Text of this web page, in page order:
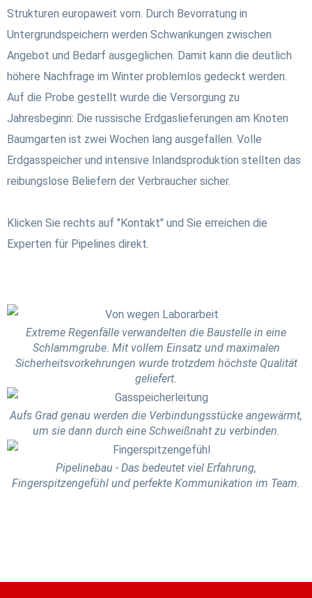
Strukturen europaweit vorn. Durch Bevorratung in
Untergrundspeichern werden Schwankungen zwischen
Angebot und Bedarf ausgeglichen. Damit kann die deutlich
höhere Nachfrage im Winter problemlos gedeckt werden.
Auf die Probe gestellt wurde die Versorgung zu
Jahresbeginn: Die russische Erdgaslieferungen am Knoten
Baumgarten ist zwei Wochen lang ausgefallen. Volle
Erdgasspeicher und intensive Inlandsproduktion stellten das
reibungslose Beliefern der Verbraucher sicher.
Klicken Sie rechts auf "Kontakt" und Sie erreichen die
Experten für Pipelines direkt.
Extreme Regenfälle verwandelten die Baustelle in eine
Schlammgrube. Mit vollem Einsatz und maximalen
Sicherheitsvorkehrungen wurde trotzdem höchste Qualität
geliefert.
Aufs Grad genau werden die Verbindungsstücke angewärmt,
um sie dann durch eine Schweißnaht zu verbinden.
Pipelinebau - Das bedeutet viel Erfahrung,
Fingerspitzengefühl und perfekte Kommunikation im Team.